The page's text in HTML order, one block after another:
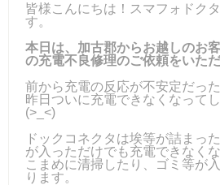
皆様こんにちは！スマフォドク
す。
本日は、加古郡からお越しのお
の充電不良修理のご依頼をいただ
前から充電の反応が不安定だっ
昨日ついに充電できなくなって
(>_<)
ドックコネクタは埃等が詰まっ
が入っただけでも充電できなく
こまめに清掃したり、ゴミ等が
ります。